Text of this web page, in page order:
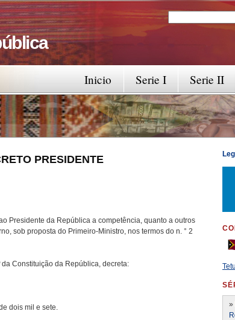
Search form
Serie II
Serie I
Inicio
Presidente da República a competência, quanto a outros
sob proposta do Primeiro-Ministro, nos termos do n. ° 2
Constituição da República, decreta:
dois mil e sete. »